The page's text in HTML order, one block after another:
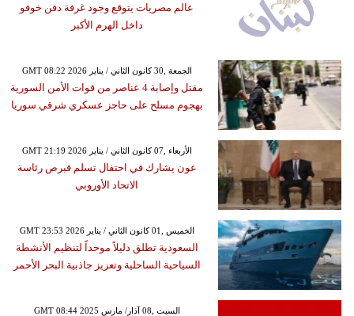
عالم مصريات يتوقع وجود غرفة دفن خوفو
داخل الهرم الأكبر
GMT 08:22 2026 الجمعة ,30 كانون الثاني / يناير
مقتل وإصابة 4 عناصر من قوات الأمن السورية
بهجوم مسلح على حاجز عسكري شرقي سوريا
GMT 21:19 2026 الأربعاء ,07 كانون الثاني / يناير
عون يشارك في احتفال تسلم قبرص رئاسة
الاتحاد الأوروبي
GMT 23:53 2026 الخميس ,01 كانون الثاني / يناير
السعودية تطلق دليلاً موحداً لتنظيم الأنشطة
السياحية الساحلية وتعزيز جاذبية البحر الأحمر
GMT 08:44 2025 السبت ,08 آذار/ مارس